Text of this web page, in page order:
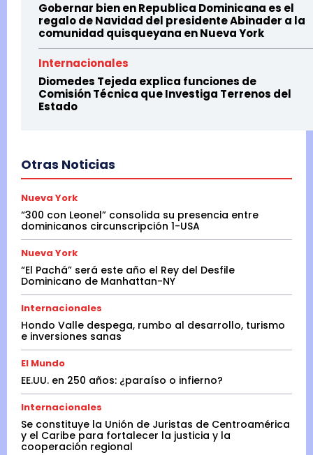
Gobernar bien en Republica Dominicana es el
regalo de Navidad del presidente Abinader a la
comunidad quisqueyana en Nueva York
Internacionales
Diomedes Tejeda explica funciones de
Comisión Técnica que Investiga Terrenos del
Estado
Otras Noticias
Nueva York
“300 con Leonel” consolida su presencia entre
dominicanos circunscripción 1-USA
Nueva York
“El Pachá” será este año el Rey del Desfile
Dominicano de Manhattan-NY
Internacionales
Hondo Valle despega, rumbo al desarrollo, turismo
e inversiones sanas
El Mundo
EE.UU. en 250 años: ¿paraíso o infierno?
Internacionales
Se constituye la Unión de Juristas de Centroamérica
y el Caribe para fortalecer la justicia y la
cooperación regional